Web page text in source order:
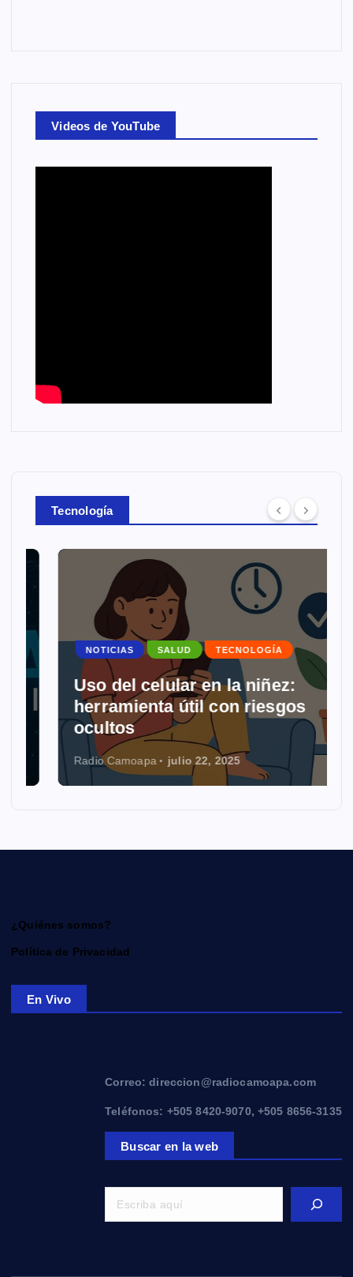
Videos de YouTube
Tecnología
NOTICIAS SALUD TECNOLOGÍA
Uso del celular en la niñez:
herramienta útil con riesgos
ocultos
Radio Camoapa julio 22, 2025
¿Quiénes somos?
Política de Privacidad
En Vivo
Correo: direccion@radiocamoapa.com
Teléfonos: +505 8420-9070, +505 8656-3135
Buscar en la web